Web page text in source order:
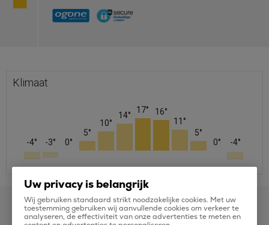
Klimaat
-4° -3° 0°
5°
10°
14°
17°
16°
11°
5°
0°
-4°
Uw privacy is belangrijk
Wij gebruiken standaard strikt noodzakelijke cookies. Met uw
toestemming gebruiken wij aanvullende cookies om verkeer te
analyseren, de effectiviteit van onze advertenties te meten en